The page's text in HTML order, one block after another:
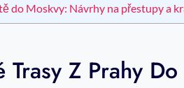
do Moskvy: Návrhy na přestupy a
Trasy Z Prahy